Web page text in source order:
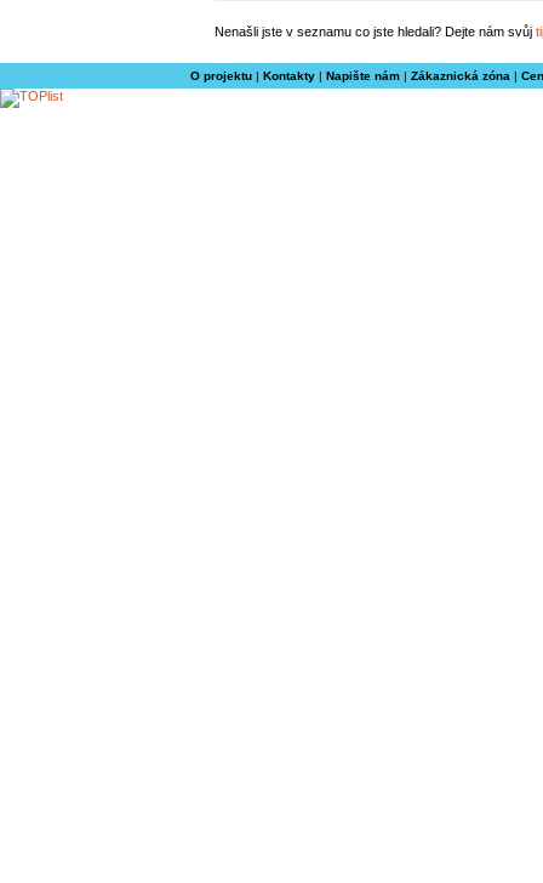
Nenašli jste v seznamu co jste hledali? Dejte nám svůj
O projektu| Kontakty| Napište nám| Zákaznická zóna |